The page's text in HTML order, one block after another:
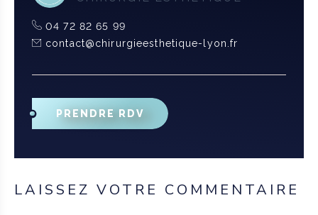
04 72 82 65 99
contact@chirurgieesthetique-lyon.fr
PRENDRE RDV
LAISSEZ VOTRE COMMENTAIRE